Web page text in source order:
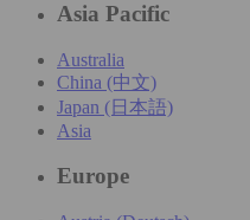
Asia Pacific
Australia
China (中文)
Japan (日本語)
Asia
Europe